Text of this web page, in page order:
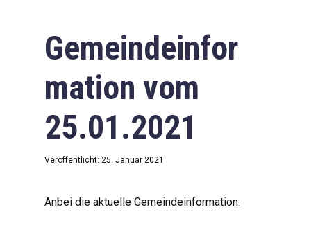
Gemeindeinfor
mation vom
25.01.2021
Veröffentlicht: 25. Januar 2021
Anbei die aktuelle Gemeindeinformation: